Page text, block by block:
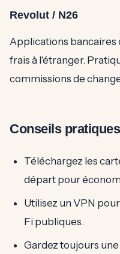
Revolut / N26
Applications bancaires
frais à l'étranger.
commissions de
Conseils pratiques
Téléchargez les
départ pour
Utilisez un VPN
Fi publiques.
Gardez toujours